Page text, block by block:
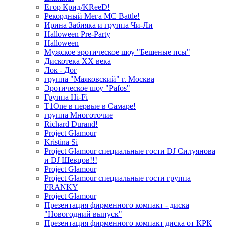
Егор Крид/KReeD!
Рекордный Мега МС Battle!
Ирина Забияка и группа Чи-Ли
Halloween Pre-Party
Halloween
Мужское эротическое шоу "Бешеные псы"
Дискотека ХХ века
Лок - Дог
группа "Маяковский" г. Москва
Эротическое шоу "Pafos"
Группа Hi-Fi
T1One в первые в Самаре!
группа Многоточие
Richard Durand!
Project Glamour
Kristina Si
Project Glamour специальные гости DJ Силуянова
и DJ Шевцов!!!
Project Glamour
Project Glamour специальные гости группа
FRANKY
Project Glamour
Презентация фирменного компакт - диска
"Новогодний выпуск"
Презентация фирменного компакт диска от КРК